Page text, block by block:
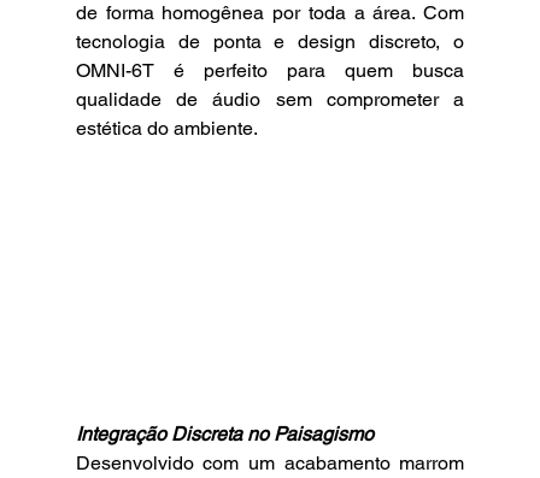
de forma homogênea por toda a área. Com
tecnologia de ponta e design discreto, o
OMNI-6T é perfeito para quem busca
qualidade de áudio sem comprometer a
estética do ambiente.
Integração Discreta no Paisagismo
Desenvolvido com um acabamento marrom